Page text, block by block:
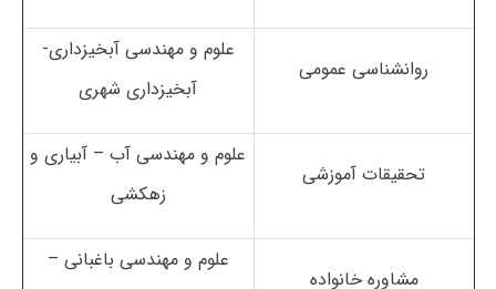
روانشناسی عمومی
علوم و مهندسی آبخیزداری-
آبخیزداری شهری
تحقیقات آموزشی
علوم و مهندسی آب – آبیاری و
زهکشی
مشاوره خانواده
علوم و مهندسی باغبانی –